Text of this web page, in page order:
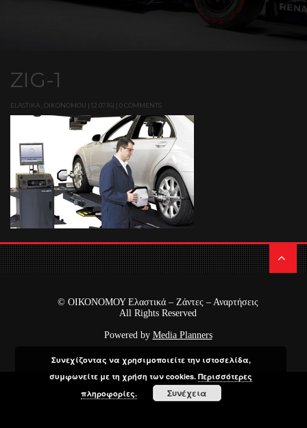
ZIG-1
ELASTIKA_OIKONOMOU | 12.07.16| | 0 COMMENTS
© ΟΙΚΟΝΟΜΟΥ Ελαστικά – Ζάντες – Αναρτήσεις
All Rights Reserved
Powered by Media Planners
Συνεχίζοντας να χρησιμοποιείτε την ιστοσελίδα,
συμφωνείτε με τη χρήση των cookies.Περισσότερες
πληροφορίες.
Συνέχεια